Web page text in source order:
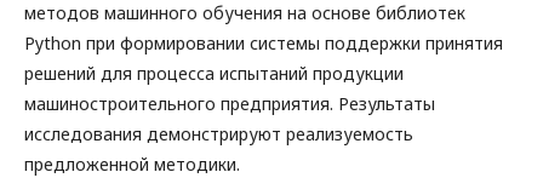
методов машинного обучения на основе библиотек
Python при формировании системы поддержки принятия
решений для процесса испытаний продукции
машиностроительного предприятия. Результаты
исследования демонстрируют реализуемость
предложенной методики.